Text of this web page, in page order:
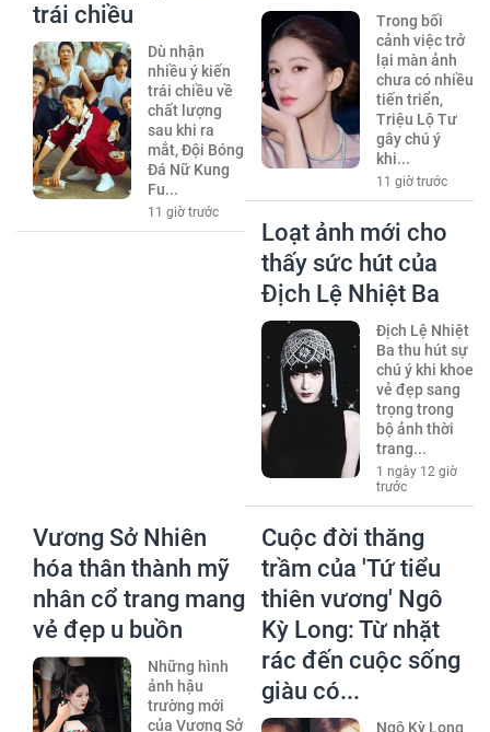
trái chiều
Dù nhận
nhiều ý kiến
trái chiều về
chất lượng
sau khi ra
mắt, Đội Bóng
Đá Nữ Kung
Fu...
11 giờ trước
Trong bối
cảnh việc trở
lại màn ảnh
chưa có nhiều
tiến triển,
Triệu Lộ Tư
gây chú ý
khi...
11 giờ trước
Loạt ảnh mới cho
thấy sức hút của
Địch Lệ Nhiệt Ba
Địch Lệ Nhiệt
Ba thu hút sự
chú ý khi khoe
vẻ đẹp sang
trọng trong
bộ ảnh thời
trang...
1 ngày 12 giờ
trước
Vương Sở Nhiên
hóa thân thành mỹ
nhân cổ trang mang
vẻ đẹp u buồn
Những hình
ảnh hậu
trường mới
của Vương Sở
Cuộc đời thăng
trầm của 'Tứ tiểu
thiên vương' Ngô
Kỳ Long: Từ nhặt
rác đến cuộc sống
giàu có...
Ngô Kỳ Long